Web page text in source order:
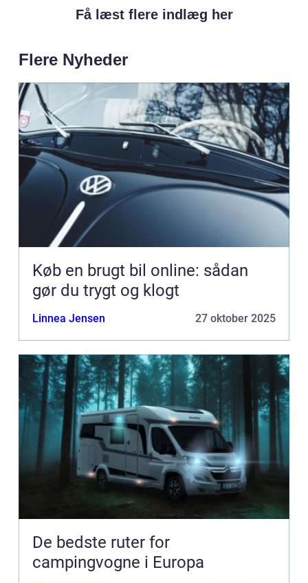
Få læst flere indlæg her
Flere Nyheder
Køb en brugt bil online: sådan
gør du trygt og klogt
Linnea Jensen 27 oktober 2025
De bedste ruter for
campingvogne i Europa